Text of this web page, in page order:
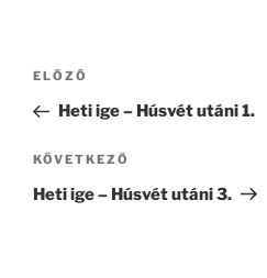
y
Li
k
m
g
ELŐZŐ
Heti ige – Húsvét utáni 1.
KÖVETKEZŐ
Heti ige – Húsvét utáni 3.